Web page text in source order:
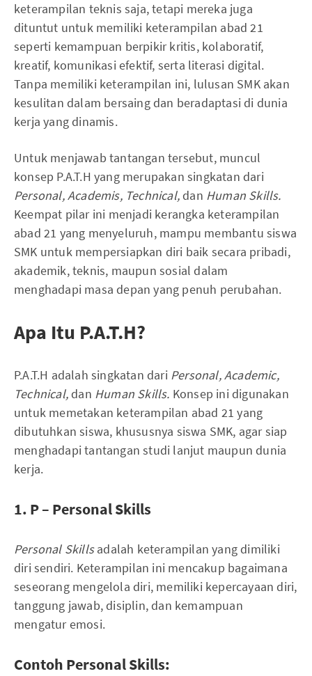
keterampilan teknis saja, tetapi mereka juga
dituntut untuk memiliki keterampilan abad 21
seperti kemampuan berpikir kritis, kolaboratif,
kreatif, komunikasi efektif, serta literasi digital.
Tanpa memiliki keterampilan ini, lulusan SMK akan
kesulitan dalam bersaing dan beradaptasi di dunia
kerja yang dinamis.
Untuk menjawab tantangan tersebut, muncul
konsep P.A.T.H yang merupakan singkatan dari
Personal, Academis, Technical,dan Human Skills.
Keempat pilar ini menjadi kerangka keterampilan
abad 21 yang menyeluruh, mampu membantu siswa
SMK untuk mempersiapkan diri baik secara pribadi,
akademik, teknis, maupun sosial dalam
menghadapi masa depan yang penuh perubahan.
Apa Itu P.A.T.H?
P.A.T.H adalah singkatan dari Personal, Academic,
Technical,dan Human Skills. Konsep ini digunakan
untuk memetakan keterampilan abad 21 yang
dibutuhkan siswa, khususnya siswa SMK, agar siap
menghadapi tantangan studi lanjut maupun dunia
kerja.
1. P – Personal Skills
Personal Skillsadalah keterampilan yang dimiliki
diri sendiri. Keterampilan ini mencakup bagaimana
seseorang mengelola diri, memiliki kepercayaan diri,
tanggung jawab, disiplin, dan kemampuan
mengatur emosi.
Contoh Personal Skills: